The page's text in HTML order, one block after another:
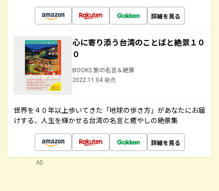
詳細を見る
心に寄り添う台湾のことばと絶景１０
０
BOOKS 旅の名言＆絶景
2022.11.04 発売
世界を４０年以上歩いてきた「地球の歩き方」があなたにお届
けする、人生を輝かせる台湾の名言と癒やしの絶景集
詳細を見る
AD